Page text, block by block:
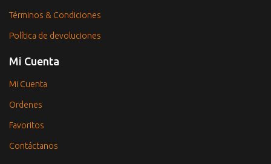
Términos & Condiciones
Política de devoluciones
Mi Cuenta
Mi Cuenta
Ordenes
Favoritos
Contáctanos